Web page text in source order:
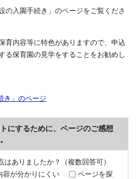
の入園手続き」のページをご覧くださ
育内容等に特色がありますので、申込
る保育園の見学をすることをお勧めし
き」のページ
にするために、ページのご感想
はありましたか？（複数回答可）
容が分かりにくい
ページを探